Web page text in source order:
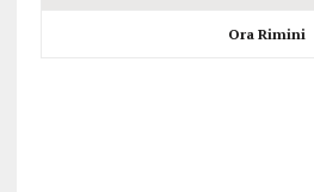
Ora Rimini